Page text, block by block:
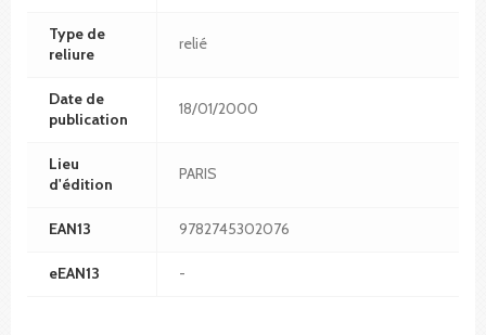
Type de
reliure
relié
Date de
publication
18/01/2000
Lieu
d'édition
PARIS
EAN13 9782745302076
eEAN13 -